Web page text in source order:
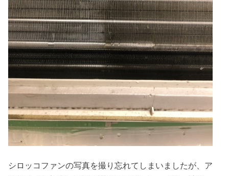
シロッコファンの写真を撮り忘れてしまいましたが、ア